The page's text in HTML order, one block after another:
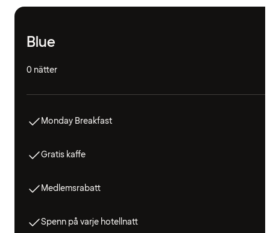
Blue
0 nätter
Monday Breakfast
Gratis kaffe
Medlemsrabatt
Spenn på varje hotellnatt